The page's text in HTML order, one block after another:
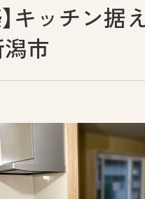
ット
シーポリシー
】キッチン据
市